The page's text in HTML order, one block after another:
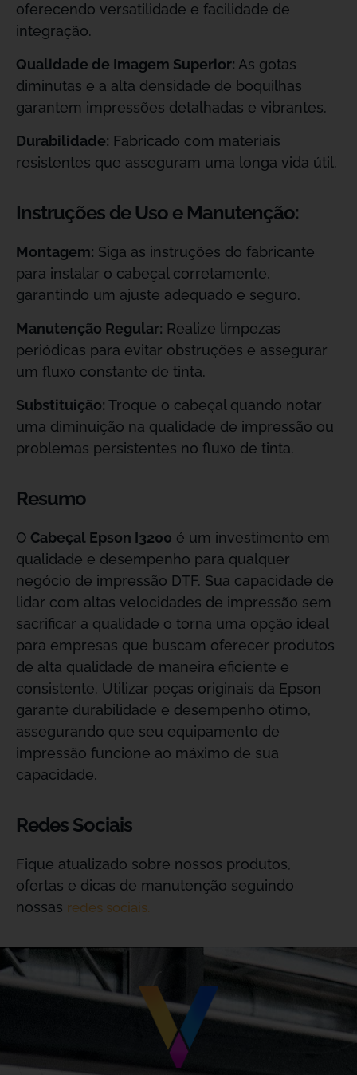
oferecendo versatilidade e facilidade de
integração.
Qualidade de Imagem Superior: As gotas
diminutas e a alta densidade de boquilhas
garantem impressões detalhadas e vibrantes.
Durabilidade: Fabricado com materiais
resistentes que asseguram uma longa vida útil.
Instruções de Uso e Manutenção:
Montagem: Siga as instruções do fabricante
para instalar o cabeçal corretamente,
garantindo um ajuste adequado e seguro.
Manutenção Regular: Realize limpezas
periódicas para evitar obstruções e assegurar
um fluxo constante de tinta.
Substituição: Troque o cabeçal quando notar
uma diminuição na qualidade de impressão ou
problemas persistentes no fluxo de tinta.
Resumo
O Cabeçal Epson I3200 é um investimento em
qualidade e desempenho para qualquer
negócio de impressão DTF. Sua capacidade de
lidar com altas velocidades de impressão sem
sacrificar a qualidade o torna uma opção ideal
para empresas que buscam oferecer produtos
de alta qualidade de maneira eficiente e
consistente. Utilizar peças originais da Epson
garante durabilidade e desempenho ótimo,
assegurando que seu equipamento de
impressão funcione ao máximo de sua
capacidade.
Redes Sociais
Fique atualizado sobre nossos produtos,
ofertas e dicas de manutenção seguindo
nossas redes sociais.